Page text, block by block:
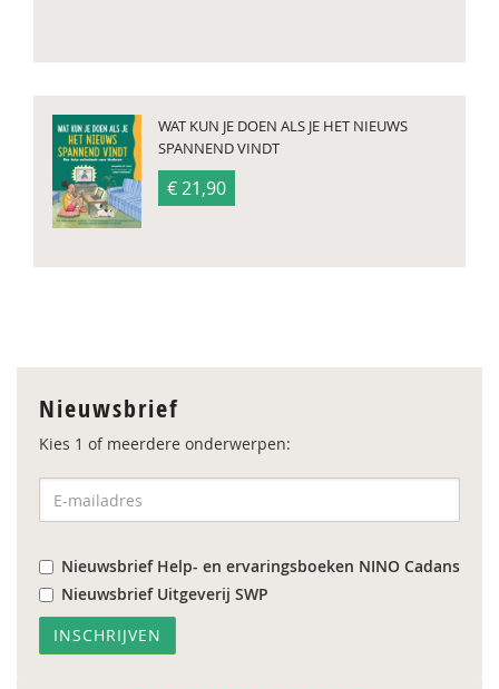
WAT KUN JE DOEN ALS JE HET NIEUWS
SPANNEND VINDT
€ 21,90
Nieuwsbrief
Kies 1 of meerdere onderwerpen:
Nieuwsbrief Help- en ervaringsboeken NINO Cadans
Nieuwsbrief Uitgeverij SWP